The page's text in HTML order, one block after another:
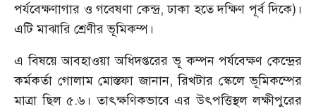
পর্যবেক্ষণাগার ও গবেষণা কেন্দ্র, ঢাকা হতে দক্ষিণ পূর্ব দিকে)।
এটি মাঝারি শ্রেণীর ভূমিকম্প।
এ বিষয়ে আবহাওয়া অধিদপ্তরের ভূ কম্পন পর্যবেক্ষণ কেন্দ্রের
কর্মকর্তা গোলাম মোস্তফা জানান, রিখটার স্কেলে ভূমিকম্পের
মাত্রা ছিল ৫.৬। তাৎক্ষণিকভাবে এর উৎপত্তিস্থল লক্ষীপুরের